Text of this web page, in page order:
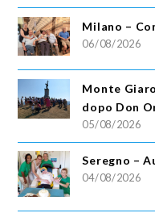
Milano –
06/08/2026
Monte
dopo Don
05/08/2026
Seregno –
04/08/2026